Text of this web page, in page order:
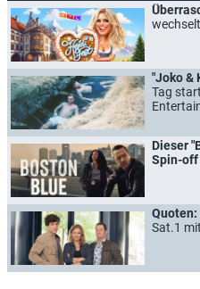
wechselt
"Joko &
Tag
Dieser
Spin-off
Quoten:
Sat.1